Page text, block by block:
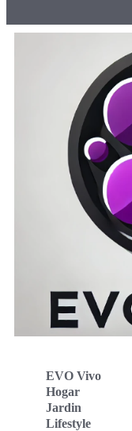
EVO Vivo
Hogar
Jardin
Lifestyle